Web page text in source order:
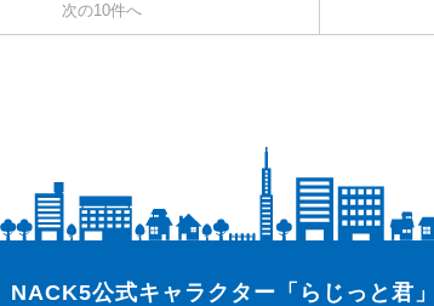
次の10件へ
らじっと君
NACK5公式キャラクター「らじっと君」